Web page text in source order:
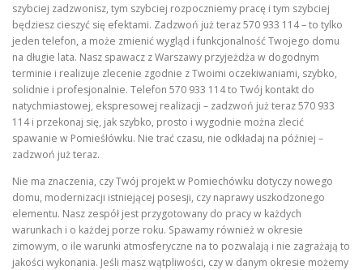
szybciej zadzwonisz, tym szybciej rozpoczniemy pracę i tym szybciej
będziesz cieszyć się efektami. Zadzwoń już teraz 570 933 114 – to tylko
jeden telefon, a może zmienić wygląd i funkcjonalność Twojego domu
na długie lata. Nasz spawacz z Warszawy przyjeżdża w dogodnym
terminie i realizuje zlecenie zgodnie z Twoimi oczekiwaniami, szybko,
solidnie i profesjonalnie. Telefon 570 933 114 to Twój kontakt do
natychmiastowej, ekspresowej realizacji – zadzwoń już teraz 570 933
114 i przekonaj się, jak szybko, prosto i wygodnie można zlecić
spawanie w Pomieśłówku. Nie trać czasu, nie odkładaj na później –
zadzwoń już teraz.
Nie ma znaczenia, czy Twój projekt w Pomiechówku dotyczy nowego
domu, modernizacji istniejącej posesji, czy naprawy uszkodzonego
elementu. Nasz zespół jest przygotowany do pracy w każdych
warunkach i o każdej porze roku. Spawamy również w okresie
zimowym, o ile warunki atmosferyczne na to pozwalają i nie zagrażają to
jakości wykonania. Jeśli masz wątpliwości, czy w danym okresie możemy